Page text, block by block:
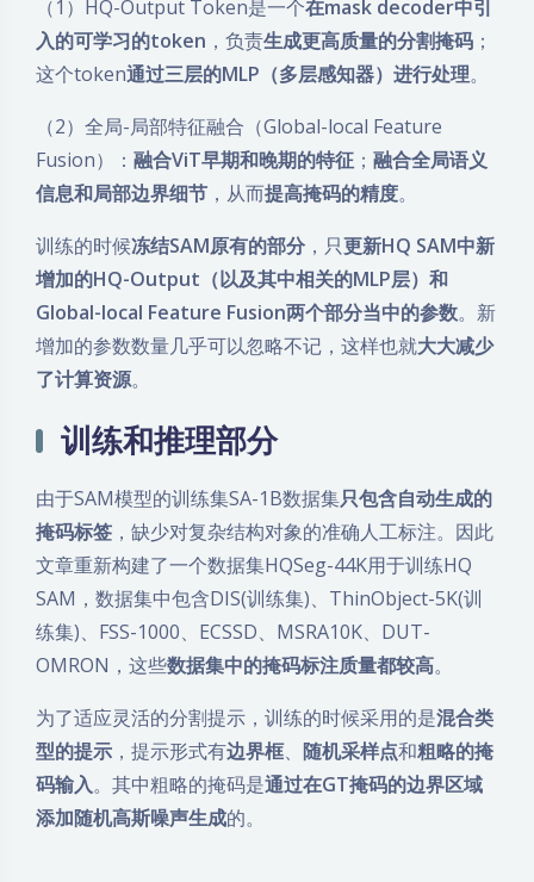
信息和局部边界细节，从而提高掩码的精度。
训练的时候冻结SAM原有的部分，只更新HQ SAM中新
Global-local Feature Fusion两个部分当中的参数
增加的参数数量几乎可以忽略不记，这样也就大大减少
了计算资源。
训练和推理部分
由于SAM模型的训练集SA-1B数据集只包含自动生成的
掩码标签，缺少对复杂结构对象的准确人工标注。因此
文章重新构建了一个数据集HQSeg-44K用于训练HQ
SAM，数据集中包含DIS(训练集)、ThinObject-5K(训
练集)、FSS-1000、ECSSD、MSRA10K、DUT-
OMRON，这些数据集中的掩码标注质量都较高。
为了适应灵活的分割提示，训练的时候采用的是混合类
型的提示，提示形式有边界框、随机采样点 和粗略的掩
码输入 。其中粗略的掩码是通过在GT掩码的边界区域
添加随机高斯噪声生成的。